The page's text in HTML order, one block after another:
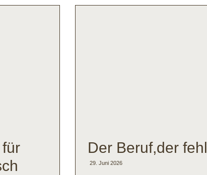
Der Beruf,der
29. Juni 2026